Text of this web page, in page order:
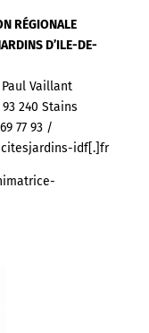
RÉGIONALE
D’ILE-DE-
Vaillant
240 Stains
77 93 /
idf[.]fr